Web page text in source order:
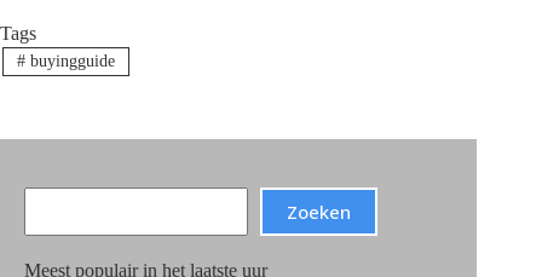
Tags
#buyingguide
Zoeken
Meest populair in het laatste uur